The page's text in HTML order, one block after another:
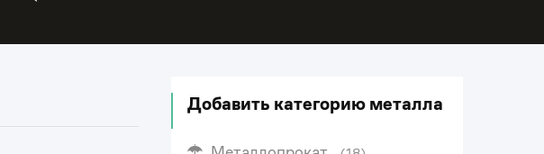
Добавить категорию металла